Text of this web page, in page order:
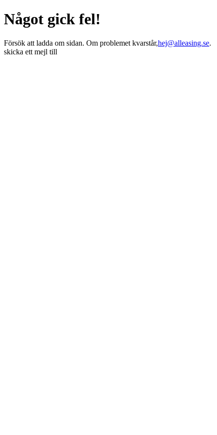
Något gick fel!
Försök att ladda om sidan. Om problemet kvarstår,hej@alleasing.se.
skicka ett mejl till